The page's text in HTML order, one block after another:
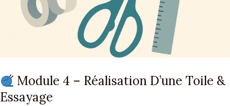
Module 4 – Réalisation D’une Toile &
Essayage